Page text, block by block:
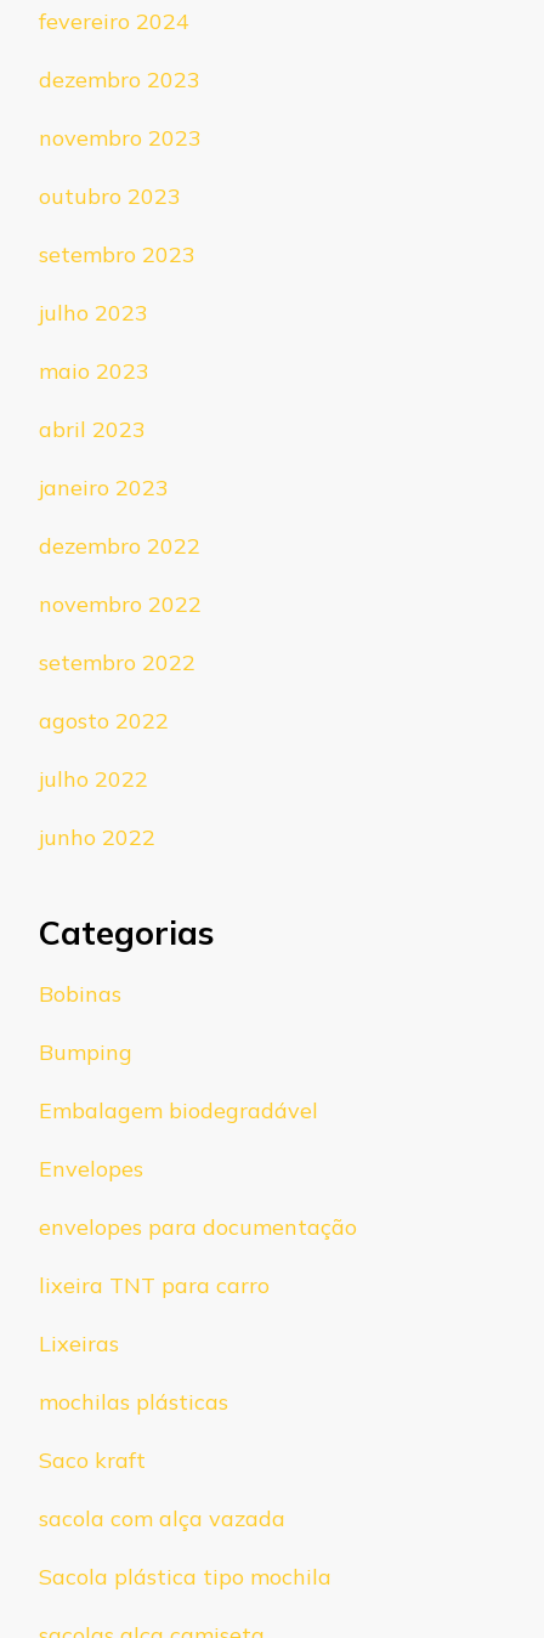
fevereiro 2024
dezembro 2023
novembro 2023
outubro 2023
setembro 2023
julho 2023
maio 2023
abril 2023
janeiro 2023
dezembro 2022
novembro 2022
setembro 2022
agosto 2022
julho 2022
junho 2022
Categorias
Bobinas
Bumping
Embalagem biodegradável
Envelopes
envelopes para documentação
lixeira TNT para carro
Lixeiras
mochilas plásticas
Saco kraft
sacola com alça vazada
Sacola plástica tipo mochila